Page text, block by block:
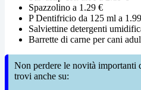
Spazzolino a 1.29 €
P Dentifricio da 125 ml a
Salviettine detergenti
Barrette di carne per cani
Non perdere le novità
trovi anche su: